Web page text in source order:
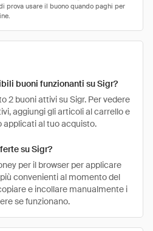
buoni funzionanti su Sigr?
2 buoni attivi su Sigr. Per vedere
aggiungi gli articoli al carrello e
applicati al tuo acquisto.
su Sigr?
per il browser per applicare
convenienti al momento del
e incollare manualmente i
se funzionano.